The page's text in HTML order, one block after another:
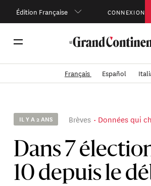
Édition Française CONNEXION
Français Español
IL Y A 2 ANS Brèves Données qui
Dans 7
10 depuis le